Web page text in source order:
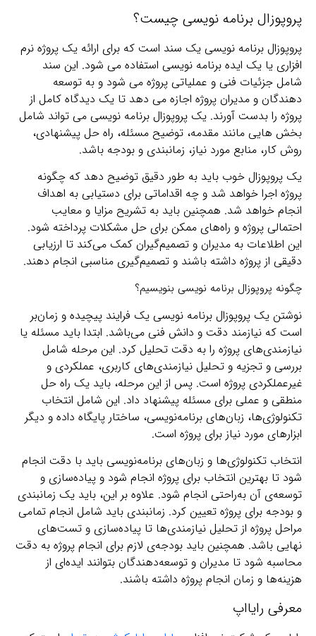
پروپوزال برنامه نویسی چیست؟
پروپوزال برنامه نویسی یک سند است که برای ارائه یک پروژه نرم
افزاری یا یک ایده برنامه نویسی استفاده می شود. این سند
شامل جزئیات فنی و عملیاتی پروژه می شود و به توسعه
دهندگان و مدیران پروژه اجازه می دهد تا یک دیدگاه کامل از
پروژه را بدست آورند. یک پروپوزال برنامه نویسی می تواند شامل
بخش هایی مانند مقدمه، توضیح مسئله، راه حل پیشنهادی،
روش کار، منابع مورد نیاز، زمانبندی و بودجه باشد.
یک پروپوزال خوب باید به طور دقیق توضیح دهد که چگونه
پروژه اجرا خواهد شد و چه اقداماتی برای دستیابی به اهداف
انجام خواهد شد. همچنین باید به تشریح مزایا و معایب
احتمالی پروژه و راه‌های ممکن برای حل مشکلات پرداخته شود.
این اطلاعات به مدیران و تصمیم‌گیران کمک می‌کند تا ارزیابی
دقیقی از پروژه داشته باشند و تصمیم‌گیری مناسبی انجام دهند.
چگونه پروپوزال برنامه نویسی بنویسیم؟
نوشتن یک پروپوزال برنامه نویسی یک فرایند پیچیده و زمان‌بر
است که نیازمند دقت و دانش فنی می‌باشد. ابتدا باید مسئله یا
نیازمندی‌های پروژه را به دقت تحلیل کرد. این مرحله شامل
بررسی و تجزیه و تحلیل نیازمندی‌های کاربری، عملکردی و
غیرعملکردی پروژه است. پس از این مرحله، باید یک راه حل
منطقی و عملی برای مسئله پیشنهاد داد. این شامل انتخاب
تکنولوژی‌ها، زبان‌های برنامه‌نویسی، ساختار پایگاه داده و دیگر
ابزارهای مورد نیاز برای پروژه است.
انتخاب تکنولوژی‌ها و زبان‌های برنامه‌نویسی باید با دقت انجام
شود تا بهترین انتخاب برای پروژه انجام شود و پیاده‌سازی و
توسعه‌ی آن به‌راحتی انجام شود. علاوه بر این، باید یک زمانبندی
و بودجه برای پروژه تعیین کرد. زمانبندی باید شامل انجام تمامی
مراحل پروژه از تحلیل نیازمندی‌ها تا پیاده‌سازی و تست‌های
نهایی باشد. همچنین باید بودجه‌ی لازم برای انجام پروژه به دقت
محاسبه شود تا مدیران و توسعه‌دهندگان بتوانند ایده‌ای از
هزینه‌ها و زمان انجام پروژه داشته باشند.
معرفی رایااپ